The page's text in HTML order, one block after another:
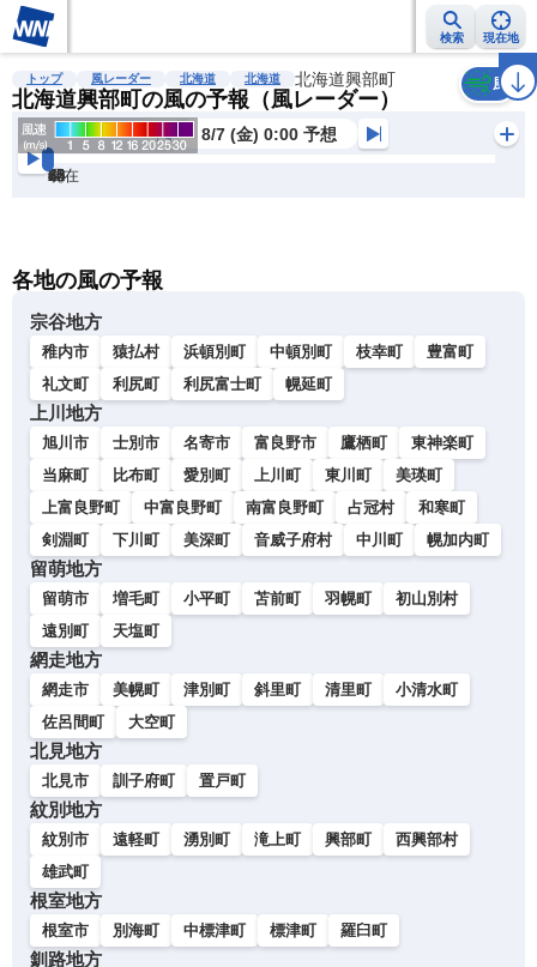
検索 現在地
雨雲レーダー 台風情報 地震情報 警報・注意報 2週間天気 ラ
トップ 風レーダー 北海道 北海道 北海道興部町
北海道興部町の風の予報（風レーダー）
風
8/7 (金) 0:00 予想
現在
6h
12
24
36
48
60
72
各地の風の予報
宗谷地方
稚内市 猿払村 浜頓別町 中頓別町 枝幸町
豊富町
礼文町
利尻町 利尻富士町 幌延町
上川地方
旭川市 士別市 名寄市 富良野市 鷹栖町
東神楽町
当麻町
比布町 愛別町 上川町 東川町
美瑛町
上富良野町
中富良野町 南富良野町 占冠村
和寒町
剣淵町
下川町 美深町 音威子府村 中川町 幌加内町
留萌地方
留萌市 増毛町 小平町 苫前町 羽幌町
初山別村
遠別町
天塩町
網走地方
網走市 美幌町 津別町 斜里町 清里町
小清水町
佐呂間町
大空町
北見地方
北見市 訓子府町 置戸町
紋別地方
紋別市 遠軽町 湧別町 滝上町 興部町
西興部村
雄武町
根室地方
根室市 別海町 中標津町 標津町 羅臼町
釧路地方